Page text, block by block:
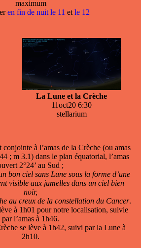
maximum
en fin de nuit le 11 et le 12
La Lune et la Crèche
11oct20 6:30
stellarium
à l’amas de la Crèche (ou amas
; m 3.1) dans le plan équatorial, l’amas
2°24’ au Sud ;
bon ciel sans Lune sous la forme d’une
visible aux jumelles dans un ciel bien
noir,
au creux de la constellation du Cancer.
à 1h01 pour notre localisation, suivie
par l’amas à 1h46.
se lève à 1h42, suivi par la Lune à
2h10.